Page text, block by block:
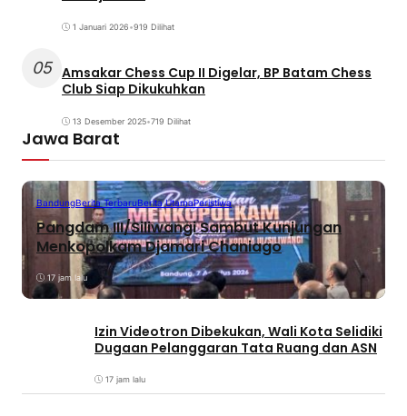
1 Januari 2026•919 Dilihat
05 Amsakar Chess Cup II Digelar, BP Batam Chess
Club Siap Dikukuhkan
13 Desember 2025•719 Dilihat
Jawa Barat
BandungBerita TerbaruBerita UtamaPeristiwa
Pangdam III/Siliwangi Sambut Kunjungan
Menkopolkam Djamari Chaniago
17 jam lalu
Izin Videotron Dibekukan, Wali Kota Selidiki
Dugaan Pelanggaran Tata Ruang dan ASN
17 jam lalu